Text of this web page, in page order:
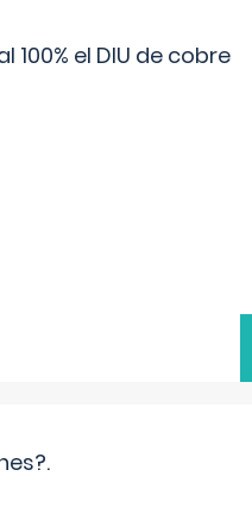
el DIU de cobre